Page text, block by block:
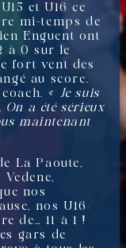
et U16 ce
mi-temps de
Enguent ont
à 0 sur le
fort vent des
au score.
« Je suis
a été sérieux
maintenant
La Paoute,
nos
nos U16
de… 11 à 1 !
gars de